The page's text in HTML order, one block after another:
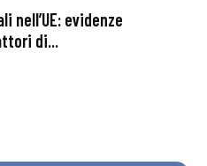
nell’UE: evidenze
di...